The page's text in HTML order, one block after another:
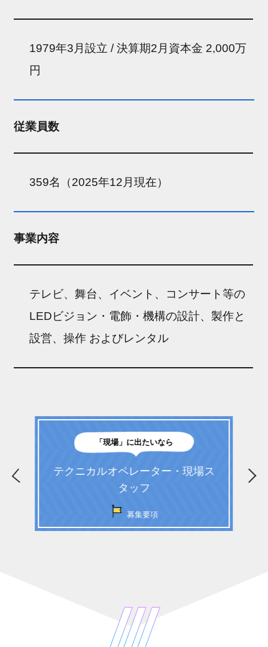
1979年3月設立 / 決算期2月資本金 2,000万
円
従業員数
359名（2025年12月現在）
事業内容
テレビ、舞台、イベント、コンサート等の
LEDビジョン・電飾・機構の設計、製作と
設営、操作 およびレンタル
「現場」に出たいなら
テクニカルオペレーター・現場ス
タッフ
募集要項